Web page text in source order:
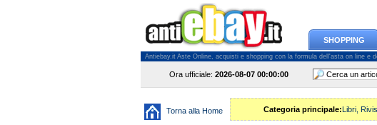
SHOPPING
Antiebay.it Aste Online, acquisti e shopping con la formula dell'asta on line
Ora ufficiale: 2026-08-07 00:00:00
Torna alla Home Categoria principale:Libri,